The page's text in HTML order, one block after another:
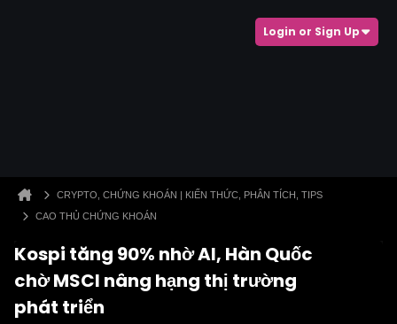
Login or Sign Up
CRYPTO, CHỨNG KHOÁN | KIẾN THỨC, PHÂN TÍCH, TIPS
CAO THỦ CHỨNG KHOÁN
Kospi tăng 90% nhờ AI, Hàn Quốc
chờ MSCI nâng hạng thị trường
phát triển